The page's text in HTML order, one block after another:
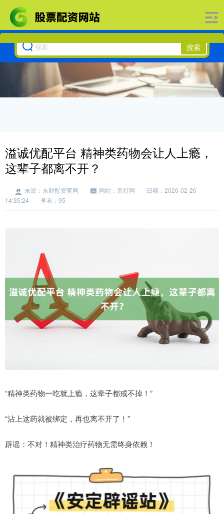
搜索
溢诚优配平台 精神类药物会让人上瘾，
这辈子都离不开？
来源：东财配资官网 网站：富灯网
日期：2026-02-26
14:35:24
查看：95
“精神类药物一吃就上瘾，这辈子都戒不掉！”
“沾上这药就被绑定，再也离不开了！”
辟谣：不对！精神类治疗药物无需终身依赖！